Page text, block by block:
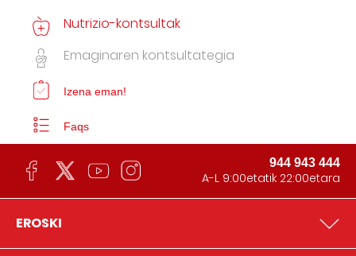
Nutrizio-kontsultak
Emaginaren kontsultategia
Izena eman!
Faqs
944 943 444
A-L 9:00etatik 22:00etara
EROSKI